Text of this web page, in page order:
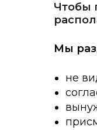
Чтобы
Мы
не